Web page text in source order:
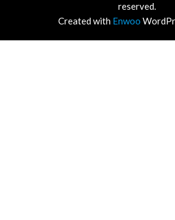
reserved.
Created with Enwoo